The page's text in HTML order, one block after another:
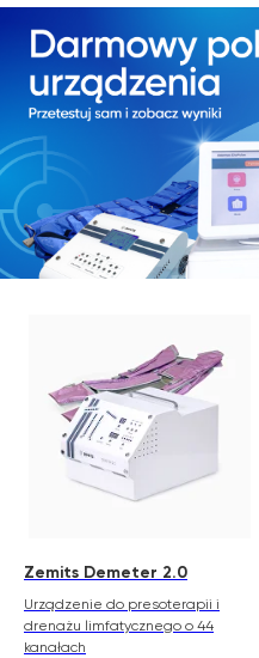
Zemits Demeter 2.0
Urządzenie do presoterapii i
drenażu limfatycznego o 44
kanałach